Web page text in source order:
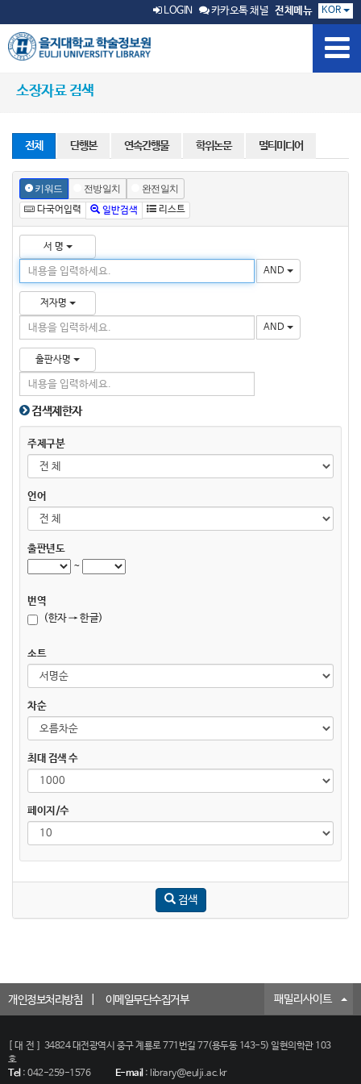
LOGIN 카카오톡 채널 전체메뉴 KOR
소장자료 검색
전체 단행본 연속간행물 학위논문 멀티미디어
키워드 전방일치 완전일치
다국어입력 일반검색 리스트
서 명
AND
저자명
AND
출판사명
검색제한자
주제구분
언어
출판년도
~
번역
(한자 → 한글)
소트
차순
최대 검색 수
페이지/수
검색
개인정보처리방침 이메일무단수집거부 패밀리사이트
[대전]
34824 대전광역시 중구 계룡로 771번길 77(용두동 143-5) 일현의학관 103
호
Tel: 042-259-1576 E-mail: library@eulji.ac.kr